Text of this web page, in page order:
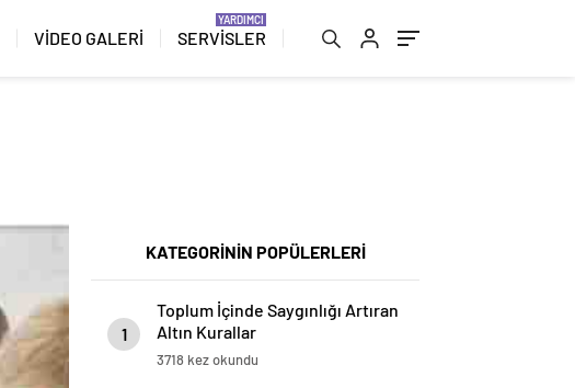
VİDEO GALERİ SERVİSLER
KATEGORİNİN POPÜLERLERİ
1
Toplum İçinde Saygınlığı Artıran
Altın Kurallar
3718 kez okundu